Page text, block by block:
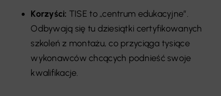
Korzyści: TISE to „centrum edukacyjne”.
Odbywają się tu dziesiątki certyfikowanych
szkoleń z montażu, co przyciąga tysiące
wykonawców chcących podnieść swoje
kwalifikacje.